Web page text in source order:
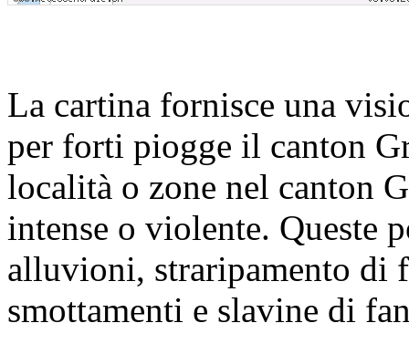
La cartina fornisce una
per forti piogge il canton
località o zone nel canton
intense o violente. Queste
alluvioni, straripamento di
smottamenti e slavine di